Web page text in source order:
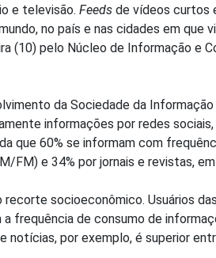
e televisão. Feeds de vídeos curtos
no país e nas cidades em que
(10) pelo Núcleo de Informação e
da Sociedade da
informações por redes
que 60% se informam com
FM) e 34% por jornais e revistas,
recorte socioeconômico. Usuários
frequência de consumo de
notícias, por exemplo, é superior